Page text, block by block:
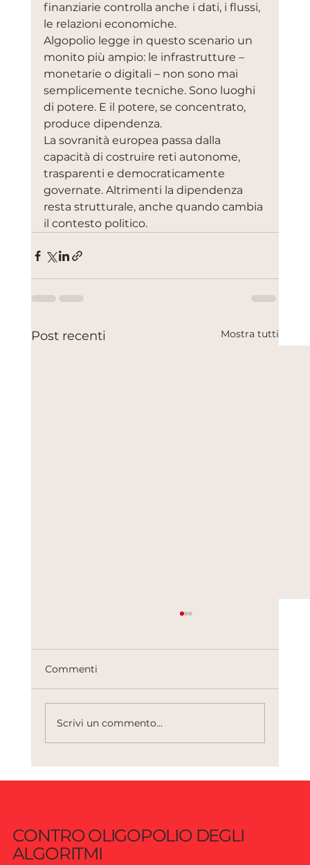
finanziarie controlla anche i dati, i flussi,
le relazioni economiche.
Algopolio legge in questo scenario un
monito più ampio: le infrastrutture –
monetarie o digitali – non sono mai
semplicemente tecniche. Sono luoghi
di potere. E il potere, se concentrato,
produce dipendenza.
La sovranità europea passa dalla
capacità di costruire reti autonome,
trasparenti e democraticamente
governate. Altrimenti la dipendenza
resta strutturale, anche quando cambia
il contesto politico.
Post recenti Mostra tutti
Commenti
Scrivi un commento...
CONTRO OLIGOPOLIO DEGLI
ALGORITMI